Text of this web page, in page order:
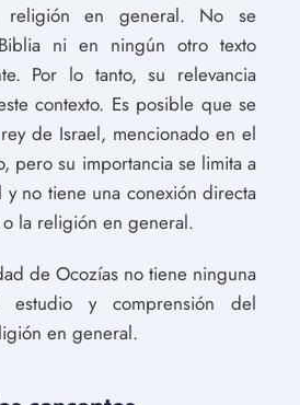
religión en general. No se
ni en ningún otro texto
Por lo tanto, su relevancia
contexto. Es posible que se
de Israel, mencionado en el
pero su importancia se limita a
y no tiene una conexión directa
la religión en general.
de Ocozías no tiene ninguna
estudio y comprensión del
en general.